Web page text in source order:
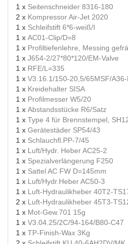
1 x Seitenschneider 8316-180
2 x Kompressor Air-Jet 2020
1 x Schleifstift 6*6-weiß/I
1 x AC01-Clip/D=8
1 x Profiltiefenlehre, Messing
1 x J654-2/27*80*120/EM-Valve
1 x RFE/L=335
1 x V3.16.1/150-20,5/65MSF/A36-
1 x Kreidehalter SISA
1 x Profilmesser W5/20
1 x Abstandsstücke R6/Satz
1 x Type 4 für Brennstempel,
1 x Gerätestäder SP54/43
1 x Schlauchfl.PP-7/45
1 x Luft/Hydr. Heber AC25-2
1 x Spezialverlängerung F250
1 x Sattel AC FW D=145mm
1 x Luft/Hydr.Heber AC50-3
1 x Luft-Hydraulikheber 40T2-
2 x Luft-Hydraulikheber 45T3-
1 x Mot-Gew.701 15g
1 x V3.04.25/2C/94-164/B80-C47
1 x TP-Finish-Wax 3Kg